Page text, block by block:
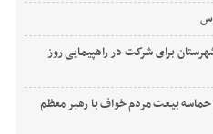
برای شرکت در راهپیمایی روز
بیعت مردم خواف با رهبر معظم